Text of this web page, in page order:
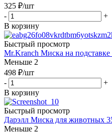
325 ₽/шт
-
+
В корзину
Быстрый просмотр
Mr.Kranch Миска на
Меньше 2
498 ₽/шт
-
+
В корзину
Быстрый просмотр
Дарэлл Миска для животных
Меньше 2